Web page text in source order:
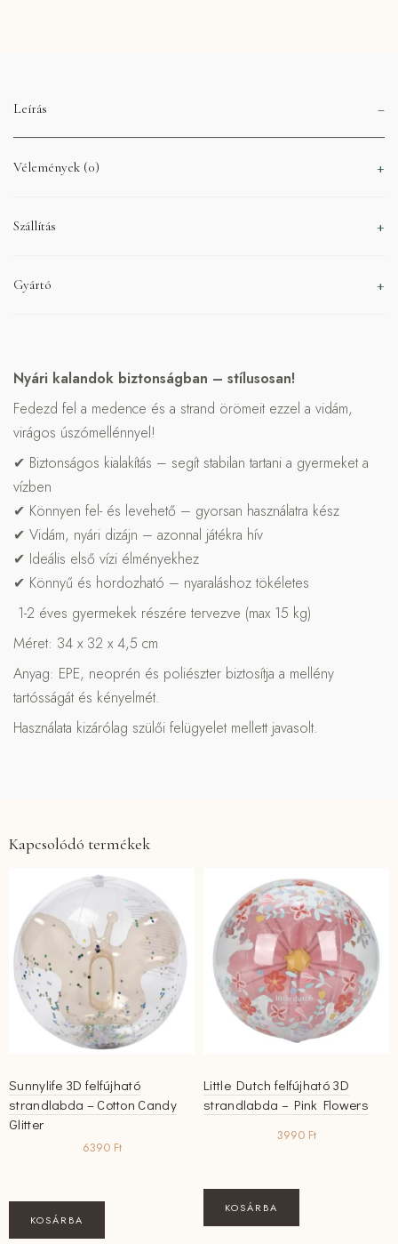
Leírás
Vélemények (0)
Szállítás
Gyártó
Nyári kalandok biztonságban – stílusosan!
Fedezd fel a medence és a strand örömeit ezzel a vidám,
virágos úszómellénnyel!
✔ Biztonságos kialakítás – segít stabilan tartani a gyermeket a
vízben
✔ Könnyen fel- és levehető – gyorsan használatra kész
✔ Vidám, nyári dizájn – azonnal játékra hív
✔ Ideális első vízi élményekhez
✔ Könnyű és hordozható – nyaraláshoz tökéletes
1-2 éves gyermekek részére tervezve (max 15 kg)
Méret: 34 x 32 x 4,5 cm
Anyag: EPE, neoprén és poliészter biztosítja a mellény
tartósságát és kényelmét.
Használata kizárólag szülői felügyelet mellett javasolt.
Kapcsolódó termékek
Sunnylife 3D felfújható
strandlabda – Cotton Candy
Glitter
6390 Ft
KOSÁRBA
Little Dutch felfújható 3D
strandlabda – Pink Flowers
3990 Ft
KOSÁRBA